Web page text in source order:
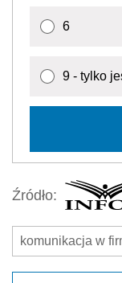
6
9 - tylko
Źródło:
komunikacja w